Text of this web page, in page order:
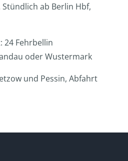
Stündlich ab Berlin Hbf,
24 Fehrbellin
oder Wustermark
und Pessin, Abfahrt